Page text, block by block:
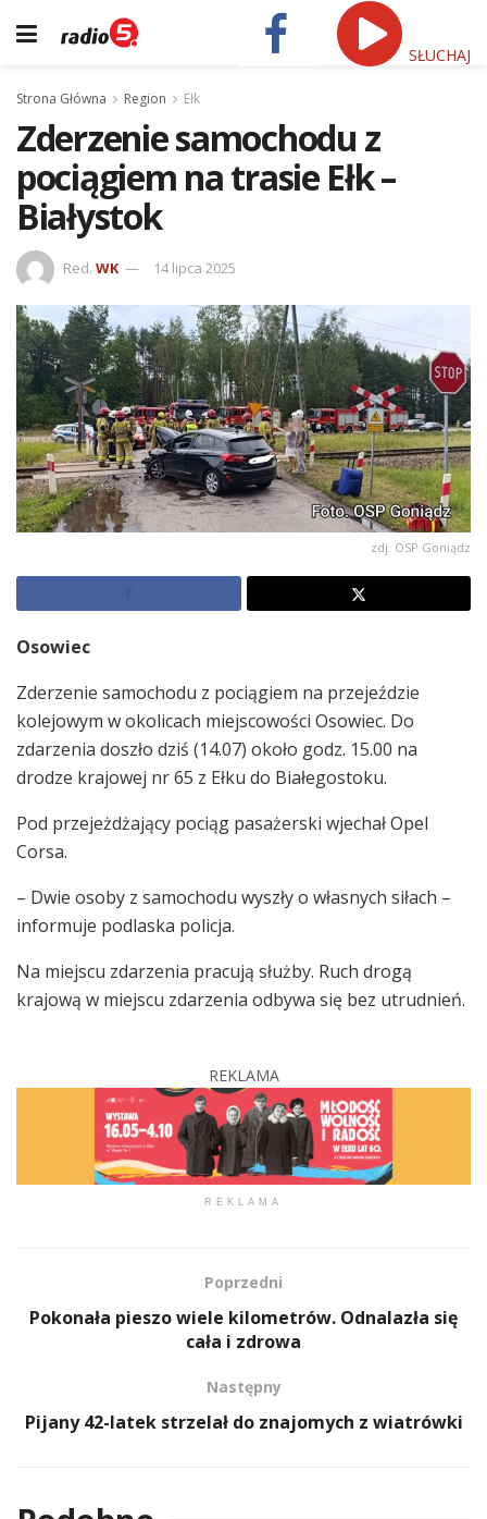
SŁUCHAJ
Strona Główna Region Ełk
Zderzenie samochodu z
pociągiem na trasie Ełk –
Białystok
Red. WK 14 lipca 2025
zdj. OSP Goniądz
Osowiec
Zderzenie samochodu z pociągiem na przejeździe
kolejowym w okolicach miejscowości Osowiec. Do
zdarzenia doszło dziś (14.07) około godz. 15.00 na
drodze krajowej nr 65 z Ełku do Białegostoku.
Pod przejeżdżający pociąg pasażerski wjechał Opel
Corsa.
– Dwie osoby z samochodu wyszły o własnych siłach –
informuje podlaska policja.
Na miejscu zdarzenia pracują służby. Ruch drogą
krajową w miejscu zdarzenia odbywa się bez utrudnień.
REKLAMA
REKLAMA
Poprzedni
Pokonała pieszo wiele kilometrów. Odnalazła się
cała i zdrowa
Następny
Pijany 42-latek strzelał do znajomych z wiatrówki